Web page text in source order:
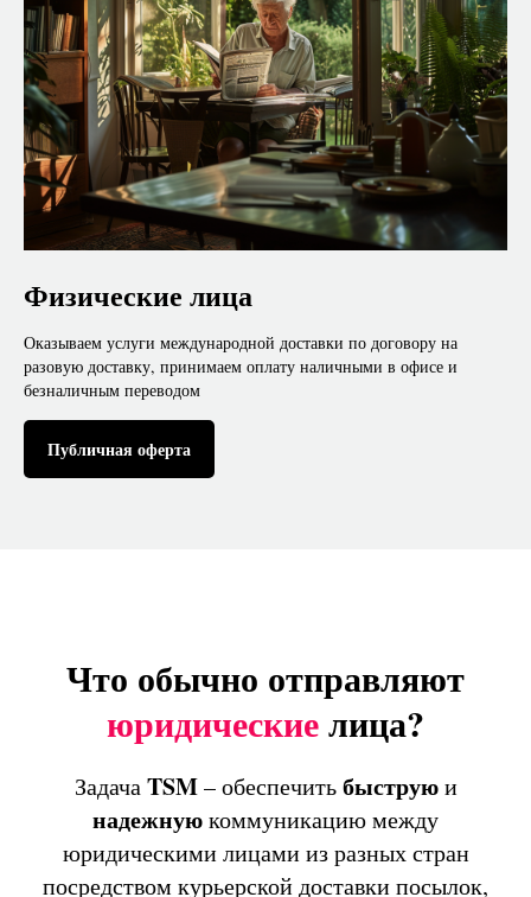
Физические лица
Оказываем услуги международной доставки по договору на
разовую доставку, принимаем оплату наличными в офисе и
безналичным переводом
Публичная оферта
Что обычно отправляют
юридическиелица?
ЗадачаTSM– обеспечитьбыструюи
надежнуюкоммуникацию между
юридическими лицами из разных стран
посредством курьерской доставки посылок,